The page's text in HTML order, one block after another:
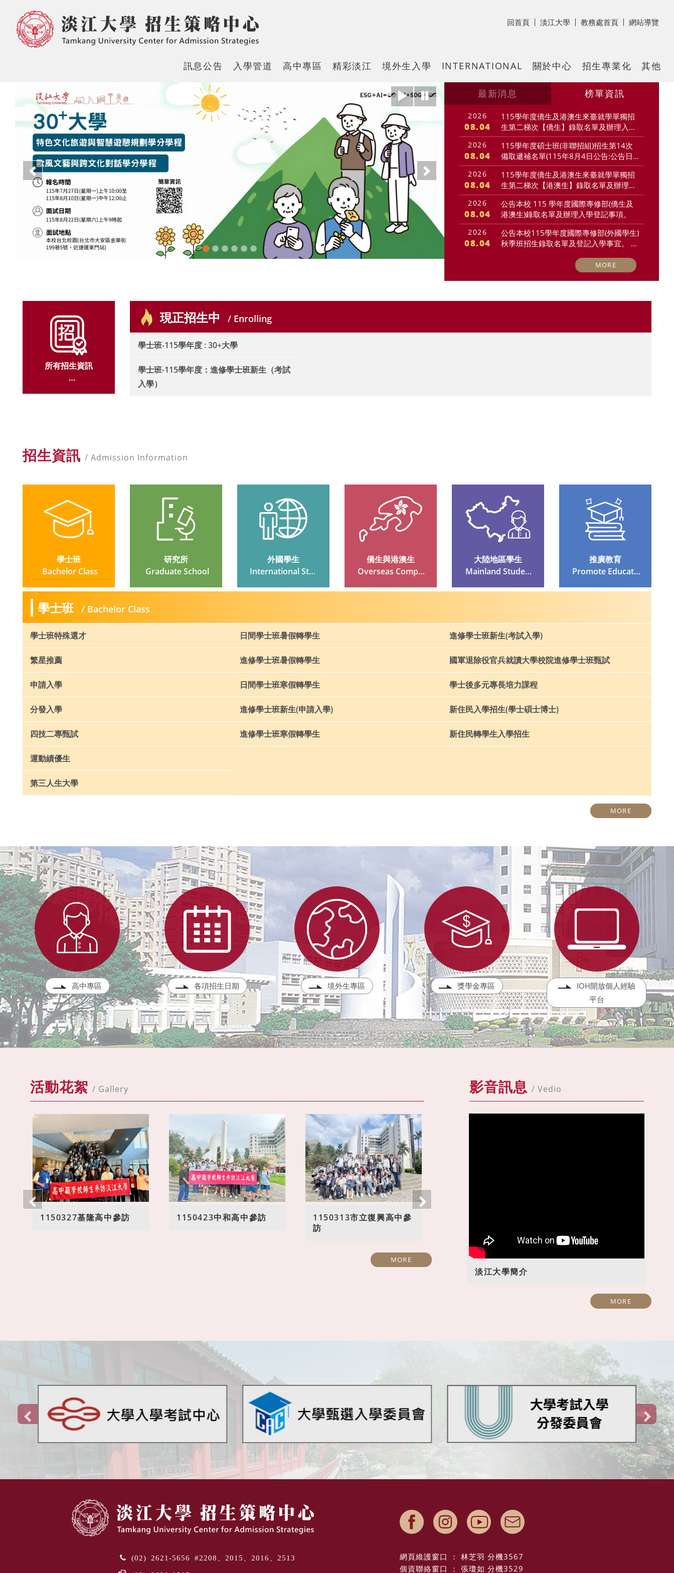
回首頁 淡江大學 教務處首頁 網站導覽
訊息公告 入學管道 高中專區 精彩淡江 境外生入學 INTERNATIONAL 關於中心 招生專業化 其他
上一頁 下一頁
最新消息 榜單資訊
2026
08.04
115學年度僑生及港澳生來臺就學單獨招
生第二梯次【僑生】錄取名單及辦理入學
登記事項
2026
08.04
115學年度碩士班(非聯招組)招生第14次
備取遞補名單(115年8月4日公告:公告日
起至115年8月11日上午10:00止線上報
到)
2026
08.04
115學年度僑生及港澳生來臺就學單獨招
生第二梯次【港澳生】錄取名單及辦理入
學登記事項
2026
08.04
公告本校 115 學年度國際專修部(僑生及
港澳生)錄取名單及辦理入學登記事項。
2026
08.04
公告本校115學年度國際專修部(外國學生)
秋季班招生錄取名單及登記入學事宜。 S
nformation for the Admissions of Intern
ational Foundation Program(Internation
MORE
所有招生資訊
現正招生中 / Enrolling
學士班-115學年度 : 30+大學
學士班-115學年度：進修學士班新生（考試
入學）
招生資訊 / Admission Information
學士班
Bachelor Class
研究所
Graduate School
外國學生
International Stud
僑生與港澳生
Overseas Compat
大陸地區學生
Mainland Student
推廣教育
Promote Educatio
學士班 / Bachelor Class
學士班特殊選才
繁星推薦
申請入學
分發入學
四技二專甄試
日間學士班暑假轉學生
進修學士班暑假轉學生
日間學士班寒假轉學生
進修學士班新生(申請入學)
進修學士班寒假轉學生
進修學士班新生(考試入學)
國軍退除役官兵就讀大學校院進修學士班甄試
學士後多元專長培力課程
新住民入學招生(學士碩士博士)
新住民轉學生入學招生
運動績優生
第三人生大學
MORE
高中專區 各項招生日期 境外生專區 獎學金專區
IOH開放個人經驗
平台
活動花絮 / Gallery
1150327基隆高中參訪 1150423中和高中參訪
1150313市立復興高中參
訪
MORE
影音訊息 / Vedio
淡江大學簡介
MORE
(02) 2621-5656 #2208、2015、2016、2513
網頁維護窗口 ： 林芝羽 分機3567
個資聯絡窗口 ： 張瓊如 分機3529